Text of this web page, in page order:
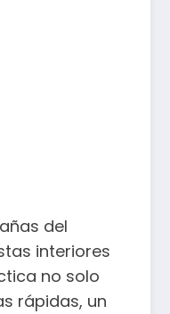
del
interiores
no solo
rápidas, un